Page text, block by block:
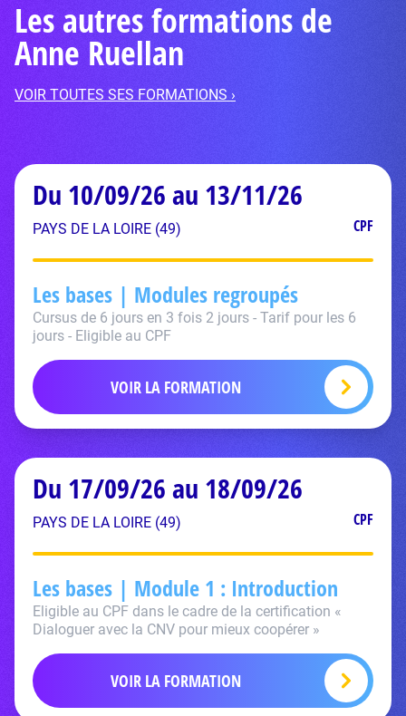
Les autres formations de
Anne Ruellan
VOIR TOUTES SES FORMATIONS ›
Du 10/09/26 au 13/11/26
PAYS DE LA LOIRE (49) CPF
Les bases | Modules regroupés
Cursus de 6 jours en 3 fois 2 jours - Tarif pour les 6
jours - Eligible au CPF
VOIR LA FORMATION
Du 17/09/26 au 18/09/26
PAYS DE LA LOIRE (49) CPF
Les bases | Module 1 : Introduction
Eligible au CPF dans le cadre de la certification «
Dialoguer avec la CNV pour mieux coopérer »
VOIR LA FORMATION